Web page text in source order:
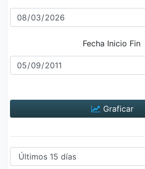
Fecha Inicio Fin
Graficar